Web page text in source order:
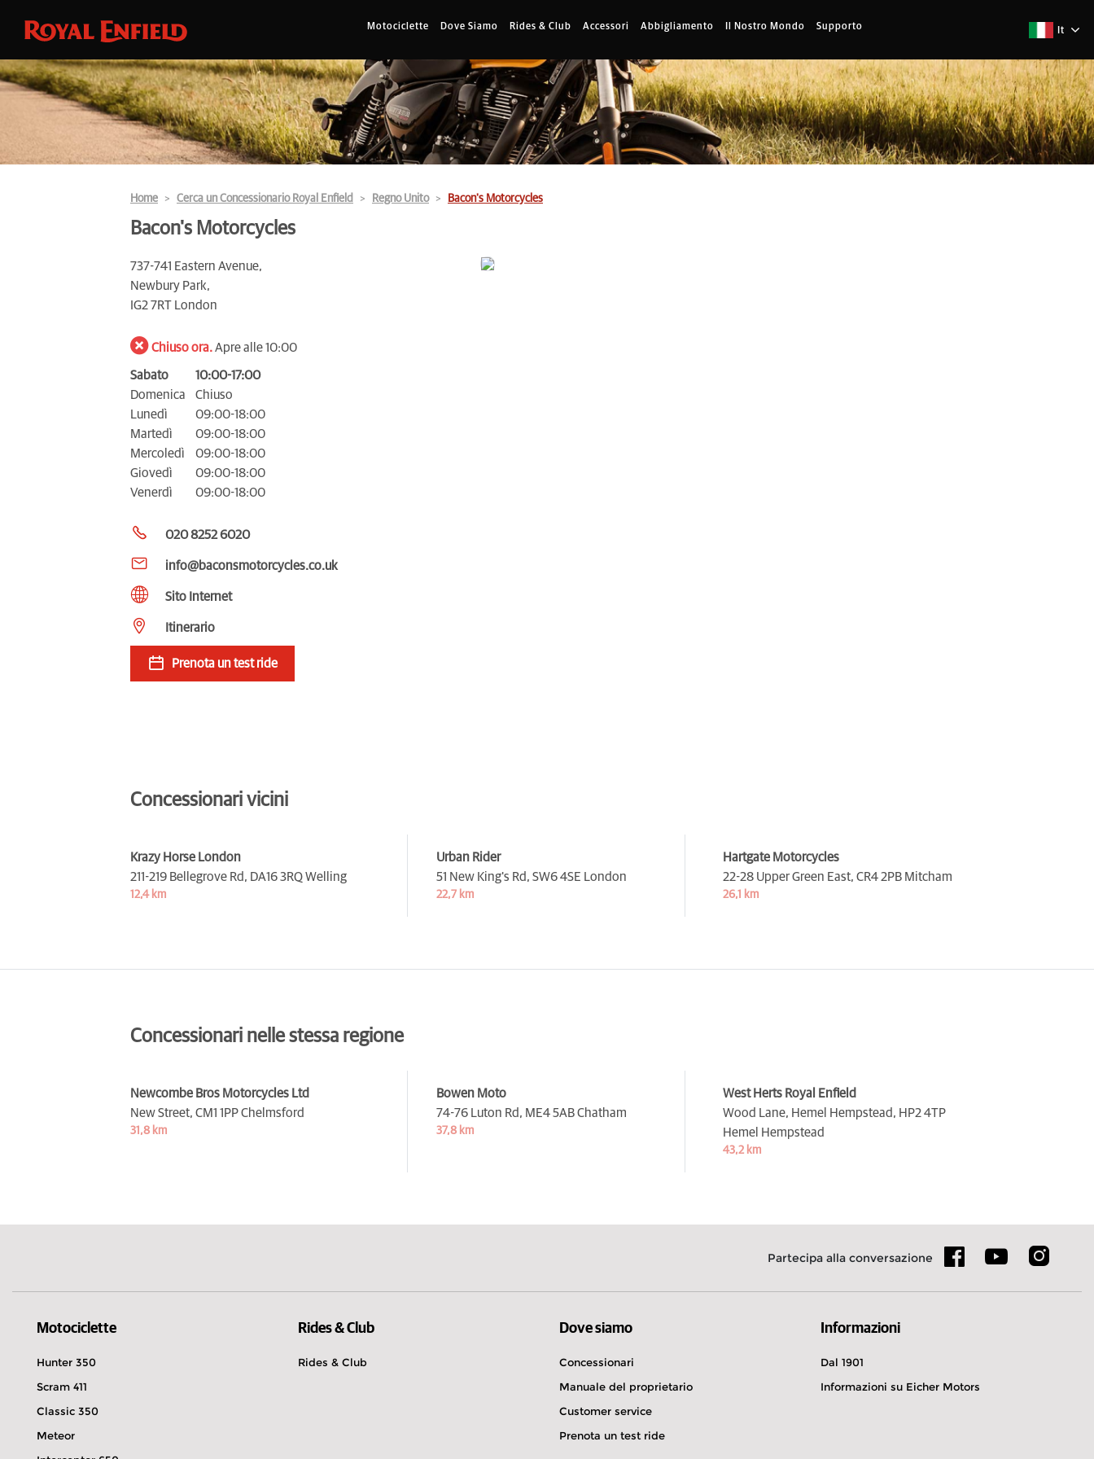
Motociclette Dove Siamo Rides & Club Accessori Abbigliamento Il Nostro Mondo Supporto It
Home Cerca un Concessionario Royal Enfield Regno Unito Bacon's Motorcycles
Bacon's Motorcycles
737-741 Eastern Avenue,
Newbury Park,
IG2 7RT London
Chiuso ora.Apre alle 10:00
Sabato
10:00-17:00
Domenica
Chiuso
Lunedì
09:00-18:00
Martedì
09:00-18:00
Mercoledì
09:00-18:00
Giovedì
09:00-18:00
Venerdì
09:00-18:00
020 8252 6020
info@baconsmotorcycles.co.uk
Sito Internet
Itinerario
Prenota un test ride
Concessionari vicini
Krazy Horse London
211-219 Bellegrove Rd, DA16 3RQ Welling
12,4 km
Urban Rider
51 New King's Rd, SW6 4SE London
22,7 km
Hartgate Motorcycles
22-28 Upper Green East, CR4 2PB Mitcham
26,1 km
Concessionari nelle stessa regione
Newcombe Bros Motorcycles Ltd
New Street, CM1 1PP Chelmsford
31,8 km
Bowen Moto
74-76 Luton Rd, ME4 5AB Chatham
37,8 km
West Herts Royal Enfield
Wood Lane, Hemel Hempstead, HP2 4TP
Hemel Hempstead
43,2 km
Partecipa alla conversazione
Motociclette
Hunter 350
Scram 411
Classic 350
Meteor
Rides & Club
Rides & Club
Dove siamo
Concessionari
Manuale del proprietario
Customer service
Prenota un test ride
Informazioni
Dal 1901
Informazioni su Eicher Motors